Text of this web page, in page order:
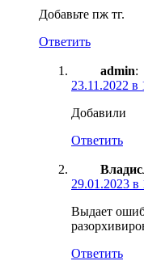
Добавьте пж тг.
Ответить
admin:
23.11.2022 в
Добавили
Ответить
29.01.2023 в
Выдает
Ответить